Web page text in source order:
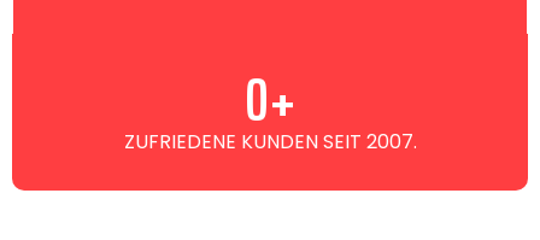
ZUFRIEDENE KUNDEN SEIT 2007.
0+